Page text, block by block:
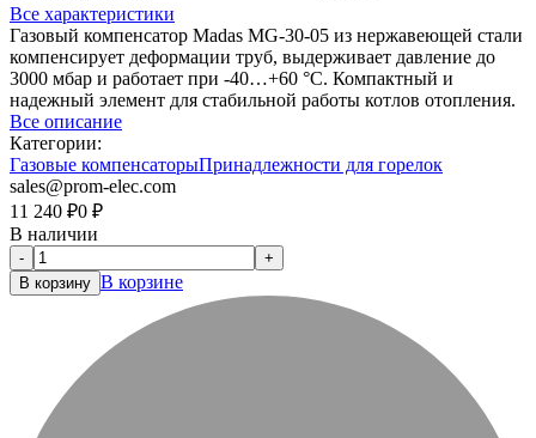
Все характеристики
Газовый компенсатор Madas MG-30-05 из нержавеющей стали
компенсирует деформации труб, выдерживает давление до
3000 мбар и работает при -40…+60 °C. Компактный и
надежный элемент для стабильной работы котлов отопления.
Все описание
Категории:
Газовые компенсаторыПринадлежности для горелок
sales@prom-elec.com
11 240 ₽0 ₽
В наличии
-
+
В корзину В корзине